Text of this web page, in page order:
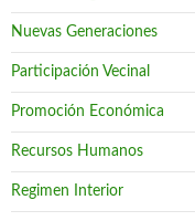
Nuevas Generaciones
Participación Vecinal
Promoción Económica
Recursos Humanos
Regimen Interior